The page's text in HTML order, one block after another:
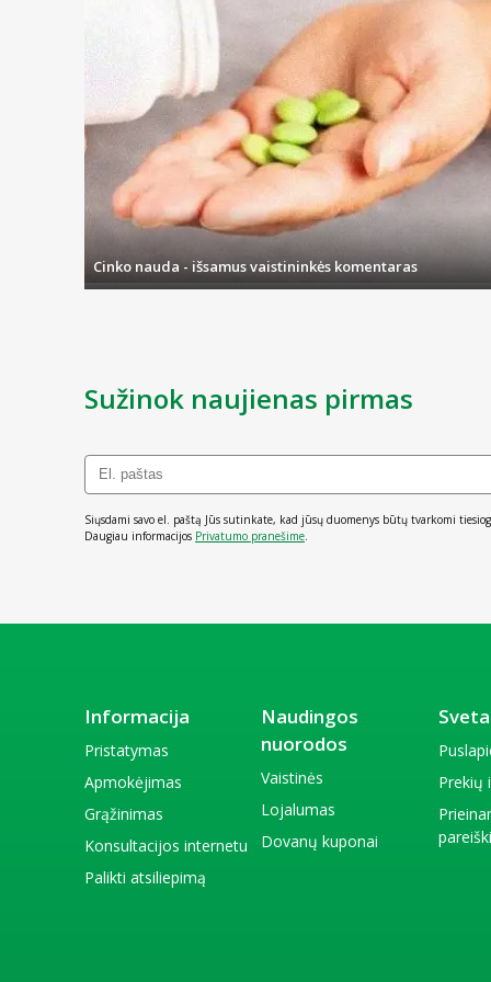
Cinko nauda - išsamus vaistininkės komentaras
Sužinok naujienas pirmas
Siųsdami savo el. paštą Jūs sutinkate, kad jūsų duomenys būtų tvarkomi
Daugiau informacijos Privatumo pranešime
Informacija
Pristatymas
Apmokėjimas
Grąžinimas
Konsultacijos internetu
Palikti atsiliepimą
Naudingos
nuorodos
Vaistinės
Lojalumas
Dovanų kuponai
Prekių